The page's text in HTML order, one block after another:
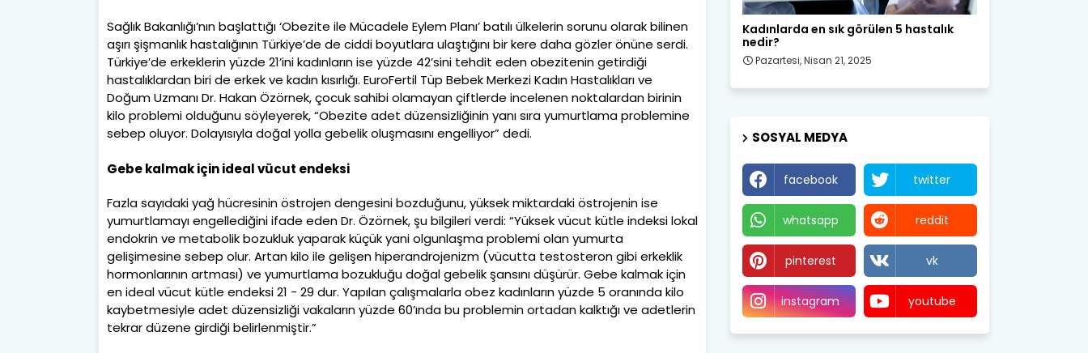
Sağlık Bakanlığı’nın başlattığı ‘Obezite ile Mücadele Eylem Planı’ batılı ülkelerin sorunu olarak bilinen
aşırı şişmanlık hastalığının Türkiye’de de ciddi boyutlara ulaştığını bir kere daha gözler önüne serdi.
Türkiye’de erkeklerin yüzde 21’ini kadınların ise yüzde 42’sini tehdit eden obezitenin getirdiği
hastalıklardan biri de erkek ve kadın kısırlığı. EuroFertil Tüp Bebek Merkezi Kadın Hastalıkları ve
Doğum Uzmanı Dr. Hakan Özörnek, çocuk sahibi olamayan çiftlerde incelenen noktalardan birinin
kilo problemi olduğunu söyleyerek, “Obezite adet düzensizliğinin yanı sıra yumurtlama problemine
sebep oluyor. Dolayısıyla doğal yolla gebelik oluşmasını engelliyor” dedi.
Gebe kalmak için ideal vücut endeksi
Fazla sayıdaki yağ hücresinin östrojen dengesini bozduğunu, yüksek miktardaki östrojenin ise
yumurtlamayı engellediğini ifade eden Dr. Özörnek, şu bilgileri verdi: “Yüksek vücut kütle indeksi lokal
endokrin ve metabolik bozukluk yaparak küçük yani olgunlaşma problemi olan yumurta
gelişimesine sebep olur. Artan kilo ile gelişen hiperandrojenizm (vücutta testosteron gibi erkeklik
hormonlarının artması) ve yumurtlama bozukluğu doğal gebelik şansını düşürür. Gebe kalmak için
en ideal vücut kütle endeksi 21 - 29 dur. Yapılan çalışmalarla obez kadınların yüzde 5 oranında kilo
kaybetmesiyle adet düzensizliği vakaların yüzde 60’ında bu problemin ortadan kalktığı ve adetlerin
tekrar düzene girdiği belirlenmiştir.”
Kadın Sağlığı
Kadınlarda en sık görülen 5 hastalık
nedir?
Pazartesi, Nisan 21, 2025
SOSYAL MEDYA
facebook twitter
whatsapp reddit
pinterest vk
instagram youtube